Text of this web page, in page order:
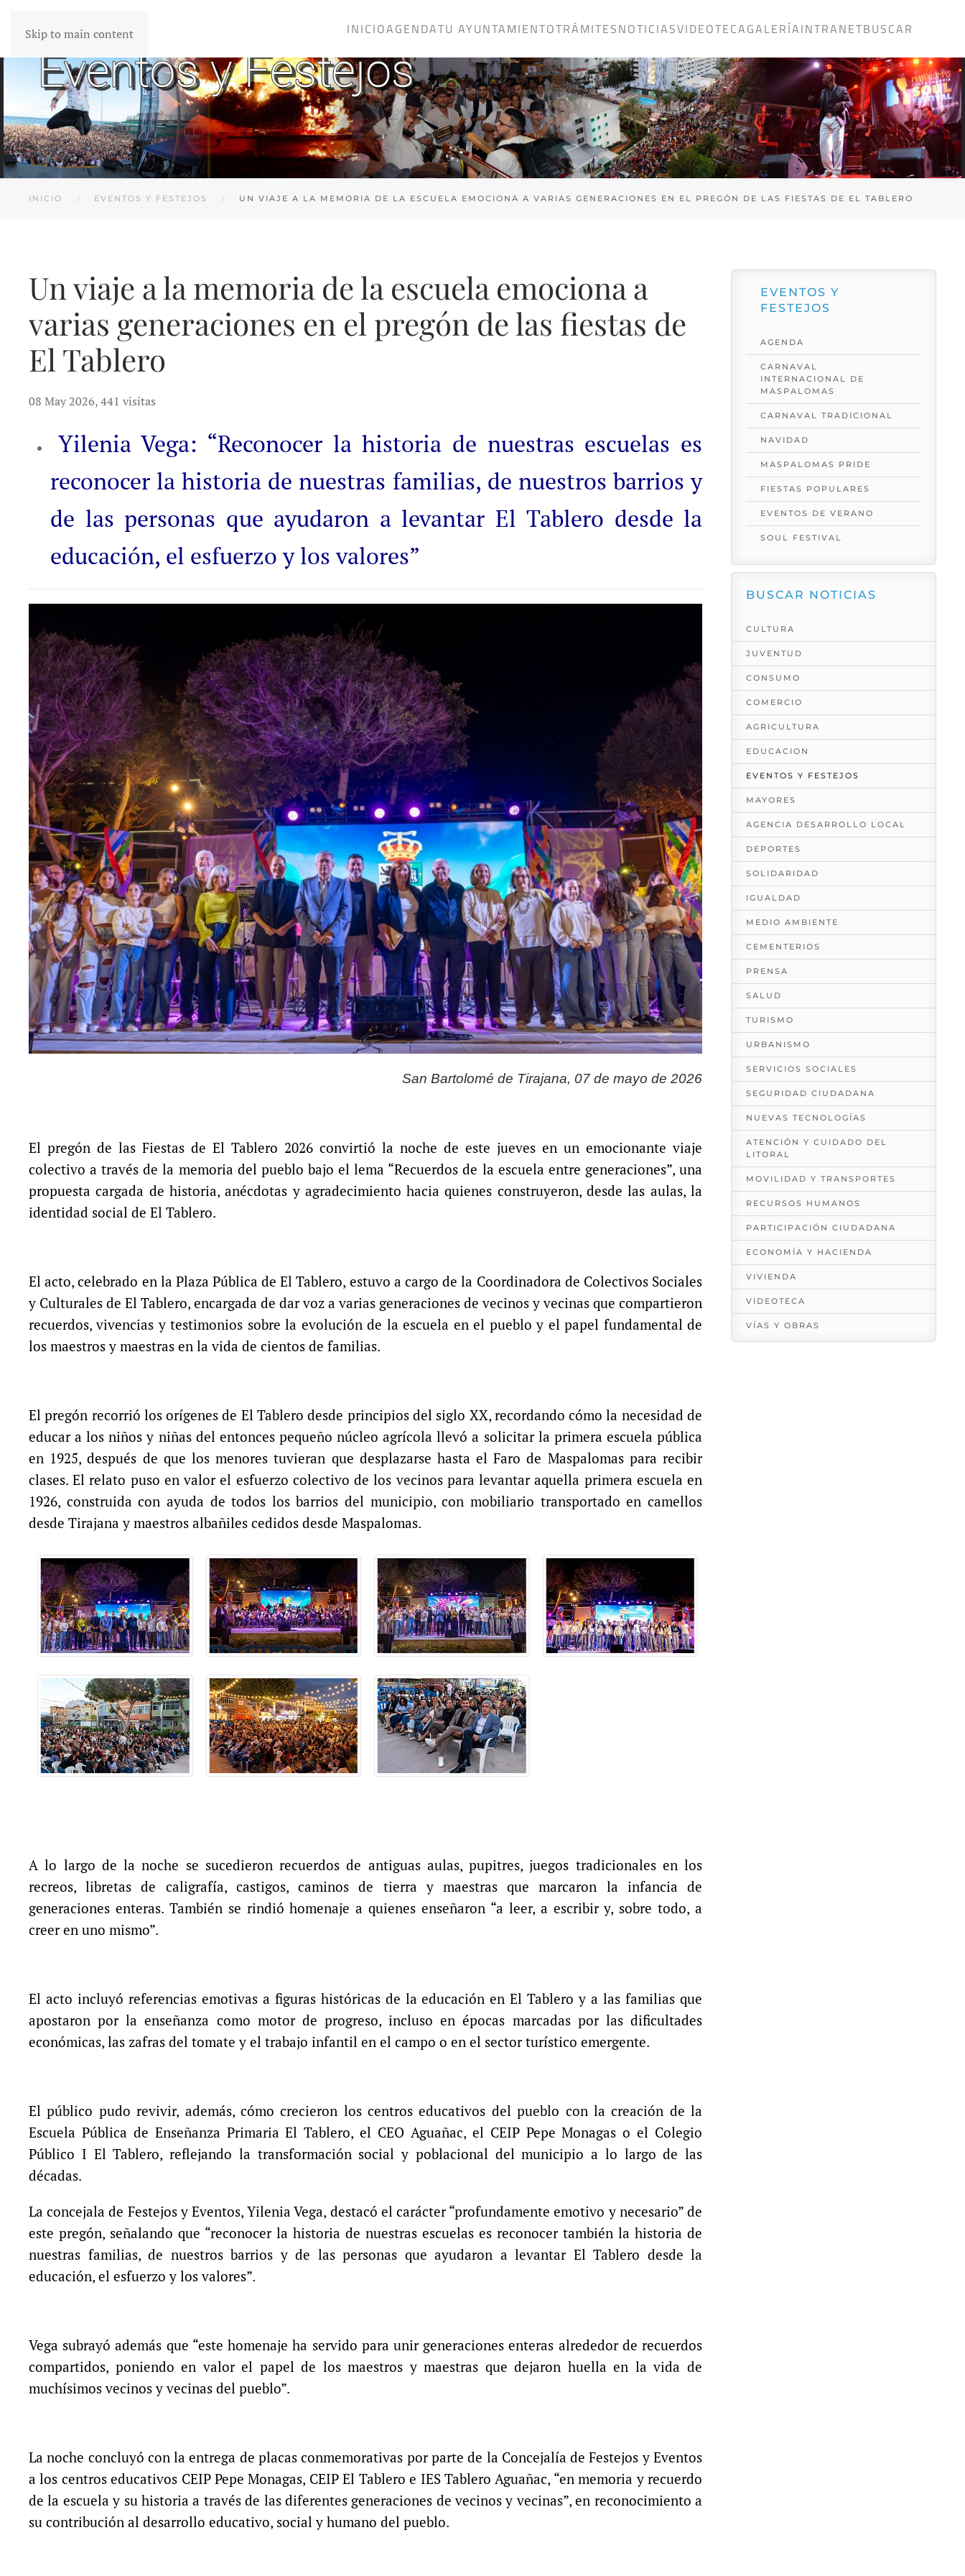
Skip to main content INICIOAGENDATU AYUNTAMIENTOTRÁMITESNOTICIASVIDEOTECAGALERÍAINTRANETBUSCAR
INICIO EVENTOS Y FESTEJOS UN VIAJE A LA MEMORIA DE LA ESCUELA EMOCIONA A VARIAS GENERACIONES EN EL PREGÓN DE LAS FIESTAS DE EL TABLERO
Un viaje a la memoria de la escuela emociona a
varias generaciones en el pregón de las fiestas de
El Tablero
08 May 2026,441 visitas
Yilenia Vega: “Reconocer la historia de nuestras escuelas es
reconocer la historia de nuestras familias, de nuestros barrios y
de las personas que ayudaron a levantar El Tablero desde la
educación, el esfuerzo y los valores”
San Bartolomé de Tirajana, 07 de mayo de 2026
El pregón de las Fiestas de El Tablero 2026 convirtió la noche de este jueves en un emocionante viaje
colectivo a través de la memoria del pueblo bajo el lema “Recuerdos de la escuela entre generaciones”, una
propuesta cargada de historia, anécdotas y agradecimiento hacia quienes construyeron, desde las aulas, la
identidad social de El Tablero.
El acto, celebrado en la Plaza Pública de El Tablero, estuvo a cargo de la Coordinadora de Colectivos Sociales
y Culturales de El Tablero, encargada de dar voz a varias generaciones de vecinos y vecinas que compartieron
recuerdos, vivencias y testimonios sobre la evolución de la escuela en el pueblo y el papel fundamental de
los maestros y maestras en la vida de cientos de familias.
El pregón recorrió los orígenes de El Tablero desde principios del siglo XX, recordando cómo la necesidad de
educar a los niños y niñas del entonces pequeño núcleo agrícola llevó a solicitar la primera escuela pública
en 1925, después de que los menores tuvieran que desplazarse hasta el Faro de Maspalomas para recibir
clases. El relato puso en valor el esfuerzo colectivo de los vecinos para levantar aquella primera escuela en
1926, construida con ayuda de todos los barrios del municipio, con mobiliario transportado en camellos
desde Tirajana y maestros albañiles cedidos desde Maspalomas.
A lo largo de la noche se sucedieron recuerdos de antiguas aulas, pupitres, juegos tradicionales en los
recreos, libretas de caligrafía, castigos, caminos de tierra y maestras que marcaron la infancia de
generaciones enteras. También se rindió homenaje a quienes enseñaron “a leer, a escribir y, sobre todo, a
creer en uno mismo”.
El acto incluyó referencias emotivas a figuras históricas de la educación en El Tablero y a las familias que
apostaron por la enseñanza como motor de progreso, incluso en épocas marcadas por las dificultades
económicas, las zafras del tomate y el trabajo infantil en el campo o en el sector turístico emergente.
El público pudo revivir, además, cómo crecieron los centros educativos del pueblo con la creación de la
Escuela Pública de Enseñanza Primaria El Tablero, el CEO Aguañac, el CEIP Pepe Monagas o el Colegio
Público I El Tablero, reflejando la transformación social y poblacional del municipio a lo largo de las
décadas.
La concejala de Festejos y Eventos, Yilenia Vega, destacó el carácter “profundamente emotivo y necesario” de
este pregón, señalando que “reconocer la historia de nuestras escuelas es reconocer también la historia de
nuestras familias, de nuestros barrios y de las personas que ayudaron a levantar El Tablero desde la
educación, el esfuerzo y los valores”.
Vega subrayó además que “este homenaje ha servido para unir generaciones enteras alrededor de recuerdos
compartidos, poniendo en valor el papel de los maestros y maestras que dejaron huella en la vida de
muchísimos vecinos y vecinas del pueblo”.
La noche concluyó con la entrega de placas conmemorativas por parte de la Concejalía de Festejos y Eventos
a los centros educativos CEIP Pepe Monagas, CEIP El Tablero e IES Tablero Aguañac, “en memoria y recuerdo
de la escuela y su historia a través de las diferentes generaciones de vecinos y vecinas”, en reconocimiento a
su contribución al desarrollo educativo, social y humano del pueblo.
EVENTOS Y
FESTEJOS
AGENDA
CARNAVAL
INTERNACIONAL DE
MASPALOMAS
CARNAVAL TRADICIONAL
NAVIDAD
MASPALOMAS PRIDE
FIESTAS POPULARES
EVENTOS DE VERANO
SOUL FESTIVAL
BUSCAR NOTICIAS
CULTURA
JUVENTUD
CONSUMO
COMERCIO
AGRICULTURA
EDUCACION
EVENTOS Y FESTEJOS
MAYORES
AGENCIA DESARROLLO LOCAL
DEPORTES
SOLIDARIDAD
IGUALDAD
MEDIO AMBIENTE
CEMENTERIOS
PRENSA
SALUD
TURISMO
URBANISMO
SERVICIOS SOCIALES
SEGURIDAD CIUDADANA
NUEVAS TECNOLOGÍAS
ATENCIÓN Y CUIDADO DEL
LITORAL
MOVILIDAD Y TRANSPORTES
RECURSOS HUMANOS
PARTICIPACIÓN CIUDADANA
ECONOMÍA Y HACIENDA
VIVIENDA
VIDEOTECA
VÍAS Y OBRAS